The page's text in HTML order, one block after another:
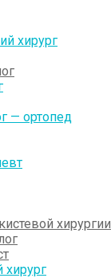
хирург
— ортопед
хирургии
хирург